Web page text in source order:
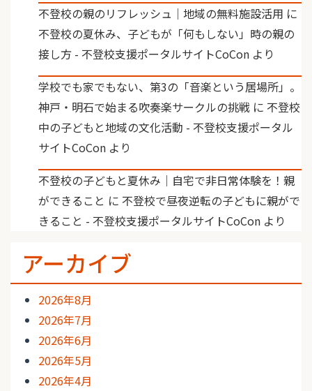
不登校の親のリフレッシュ｜地域の無料施設活用 に
不登校の夏休み、子どもが「何もしない」時の親の
接し方 - 不登校支援ポータルサイトCoCon より
学校でも家でもない、第3の「音楽という居場所」。
神戸・明石で始まる吹奏楽サークルの挑戦 に 不登校
中の子どもと地域の文化活動 - 不登校支援ポータル
サイトCoCon より
不登校の子どもと夏休み｜自宅で非日常体験を！親
ができること に 不登校で昼夜逆転の子どもに親がで
きること - 不登校支援ポータルサイトCoCon より
アーカイブ
2026年8月
2026年7月
2026年6月
2026年5月
2026年4月